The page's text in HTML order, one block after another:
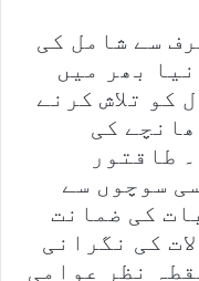
سے شامل کی
بھر میں
کو تلاش کرنے
کی
طاقتور
سوچوں سے
کی ضمانت
کی نگرانی
نظر عوامی